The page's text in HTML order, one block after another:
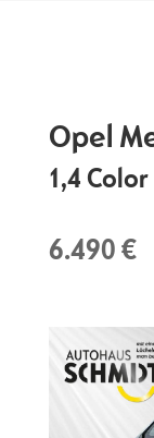
Opel
1,4
6.490 €